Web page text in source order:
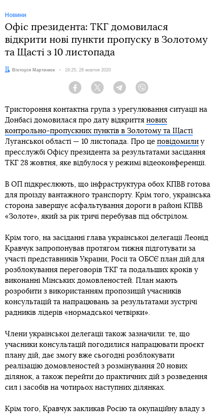
Новини
Офіс президента: ТКГ домовилася
відкрити нові пункти пропуску в Золотому
та Щасті з 10 листопада
Автор:Вікторія Мартинюк Дата:
19:25, 28 жовтня 2020
Facebook Twitter Telegram
Тристороння контактна група з урегулювання ситуації на
Донбасі домовилася про дату відкриття нових
контрольно-пропускних пунктів в Золотому та Щасті
Луганської області — 10 листопада. Про це повідомили у
пресслужбі Офісу президента за результатами засідання
ТКГ 28 жовтня, яке відбулося у режимі відеоконференції.
В ОП підкреслюють, що інфраструктура обох КПВВ готова
для проїзду вантажного транспорту. Крім того, українська
сторона завершує асфальтування дороги в районі КПВВ
«Золоте», який за рік тричі перебував під обстрілом.
Крім того, на засіданні глава української делегації Леонід
Кравчук запропонував протягом тижня підготувати за
участі представників України, Росії та ОБСЄ план дій для
розблокування переговорів ТКГ та подальших кроків у
виконанні Мінських домовленостей. План мають
розробити з використанням пропозицій учасників
консультацій та напрацювань за результатами зустрічі
радників лідерів «нормадської четвірки».
Члени української делегації також зазначили: те, що
учасники консультацій погодилися напрацювати проєкт
плану дій, дає змогу вже сьогодні розблокувати
реалізацію домовленостей з розмінування 20 нових
ділянок, а також перейти до практичних дій з розведення
сил і засобів на чотирьох наступних ділянках.
Крім того, Кравчук закликав Росію та окупаційну владу з